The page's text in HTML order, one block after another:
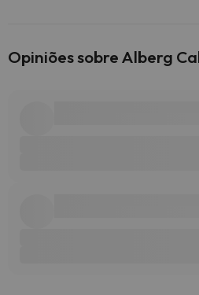
Opiniões sobre Alberg